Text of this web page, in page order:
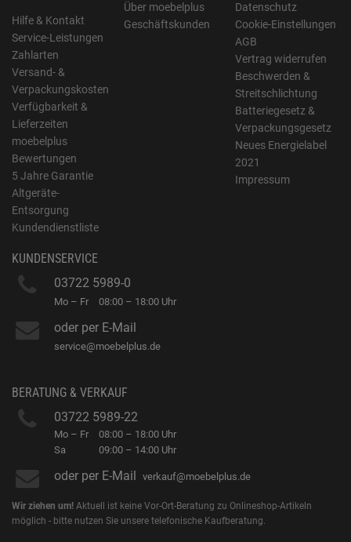
Hilfe & Kontakt
Service-Leistungen
Zahlarten
Versand- &
Verpackungskosten
Verfügbarkeit &
Lieferzeiten
moebelplus
Bewertungen
5 Jahre Garantie
Altgeräte-
Entsorgung
Kundendienstliste
Über moebelplus
Geschäftskunden
Datenschutz
Cookie-Einstellungen
AGB
Vertrag widerrufen
Beschwerden &
Streitschlichtung
Batteriegesetz &
Verpackungsgesetz
Neues Energielabel
2021
Impressum
KUNDENSERVICE
03722 5989-0
Mo – Fr 08:00 – 18:00 Uhr
oder per E-Mail
service@moebelplus.de
BERATUNG & VERKAUF
03722 5989-22
Mo – Fr
Sa
08:00 – 18:00 Uhr
09:00 – 14:00 Uhr
oder per E-Mail verkauf@moebelplus.de
Wir ziehen um! Aktuell ist keine Vor-Ort-Beratung zu Onlineshop-Artikeln
möglich - bitte nutzen Sie unsere telefonische Kaufberatung.